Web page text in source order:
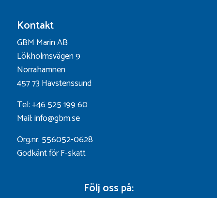
Kontakt
GBM Marin AB
Lökholmsvägen 9
Norrahamnen
457 73 Havstenssund
Tel: +46 525 199 60
Mail: info@gbm.se
Org.nr. 556052-0628
Godkänt för F-skatt
Följ oss på: